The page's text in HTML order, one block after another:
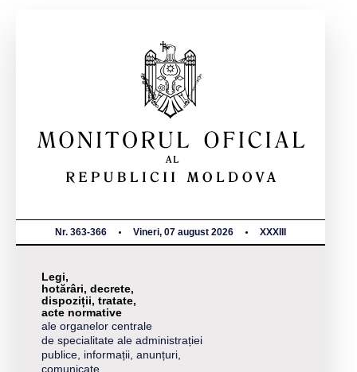
Nr. 363-366 Vineri, 07 august 2026 XXXIII
Legi,
hotărâri, decrete,
dispoziții, tratate,
acte normative
ale organelor centrale
de specialitate ale administrației
publice, informații, anunțuri,
comunicate